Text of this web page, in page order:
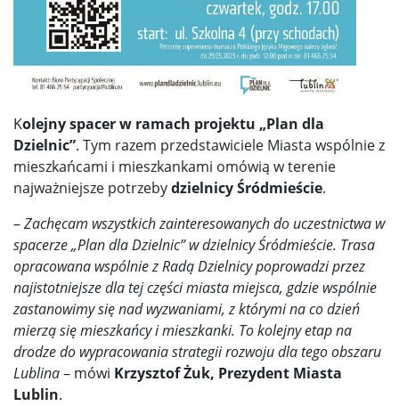
Kolejny spacer w ramach projektu „Plan dla
Dzielnic”. Tym razem przedstawiciele Miasta wspólnie z
mieszkańcami i mieszkankami omówią w terenie
najważniejsze potrzebydzielnicy Śródmieście.
–Zachęcam wszystkich zainteresowanych do uczestnictwa w
spacerze „Plan dla Dzielnic” w dzielnicy Śródmieście. Trasa
opracowana wspólnie z Radą Dzielnicy poprowadzi przez
najistotniejsze dla tej części miasta miejsca, gdzie wspólnie
zastanowimy się nad wyzwaniami, z którymi na co dzień
mierzą się mieszkańcy i mieszkanki. To kolejny etap na
drodze do wypracowania strategii rozwoju dla tego obszaru
Lublina– mówi Krzysztof Żuk, Prezydent Miasta
Lublin.